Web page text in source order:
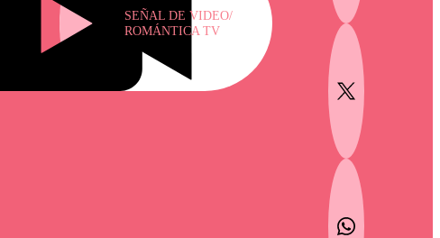
SEÑAL DE VIDEO/
ROMÁNTICA TV